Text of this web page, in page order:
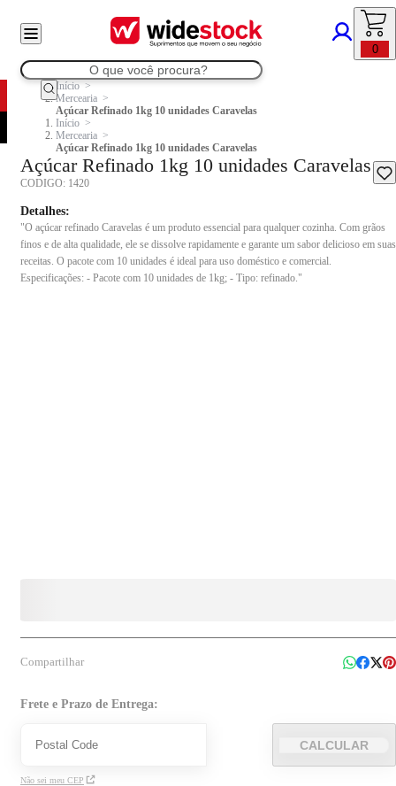
0
Início
Mercearia
Açúcar Refinado 1kg 10 unidades Caravelas
Início
Mercearia
Açúcar Refinado 1kg 10 unidades Caravelas
Açúcar Refinado 1kg 10 unidades Caravelas
CODIGO: 1420
Detalhes:
"O açúcar refinado Caravelas é um produto essencial para qualquer cozinha. Com grãos
finos e de alta qualidade, ele se dissolve rapidamente e garante um sabor delicioso em suas
receitas. O pacote com 10 unidades é ideal para uso doméstico e comercial.
Especificações: - Pacote com 10 unidades de 1kg; - Tipo: refinado."
Compartilhar
Frete e Prazo de Entrega:
CALCULAR
Não sei meu CEP